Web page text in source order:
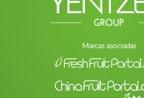
Marcas asociadas